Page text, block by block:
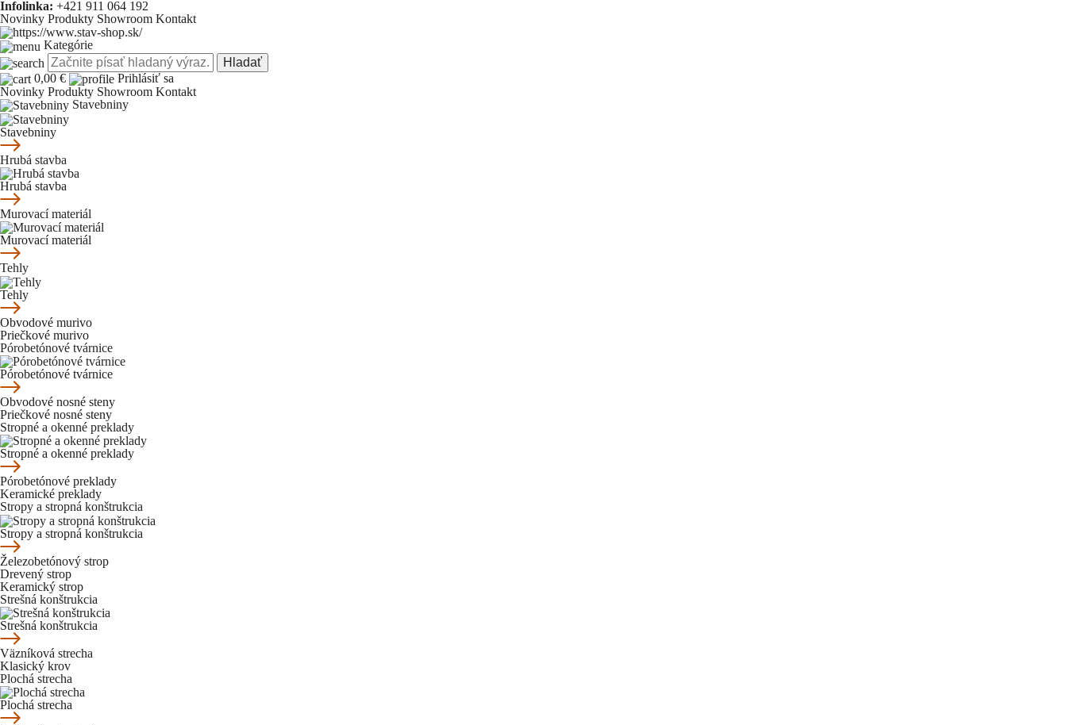
Infolinka: +421 911 064 192
Novinky Produkty Showroom Kontakt
Kategórie
Hladať
0,00 €
Prihlásiť sa
Novinky Produkty Showroom Kontakt
Stavebniny
Stavebniny
Hrubá stavba
Hrubá stavba
Murovací materiál
Murovací materiál
Tehly
Tehly
Obvodové murivo
Priečkové murivo
Pórobetónové tvárnice
Pórobetónové tvárnice
Obvodové nosné steny
Priečkové nosné steny
Stropné a okenné preklady
Stropné a okenné preklady
Pórobetónové preklady
Keramické preklady
Stropy a stropná konštrukcia
Stropy a stropná konštrukcia
Železobetónový strop
Drevený strop
Keramický strop
Strešná konštrukcia
Strešná konštrukcia
Väzníková strecha
Klasický krov
Plochá strecha
Plochá strecha